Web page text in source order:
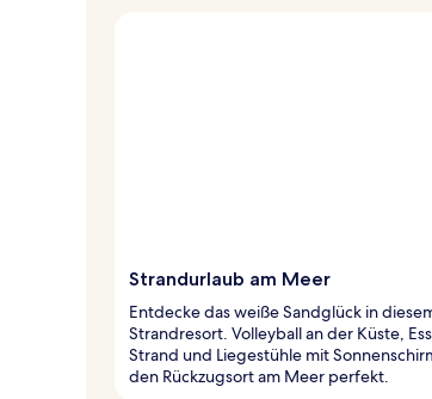
Strandurlaub am Meer
Entdecke das weiße Sandglück in
Strandresort. Volleyball an der Küste,
Strand und Liegestühle mit
den Rückzugsort am Meer perfekt.